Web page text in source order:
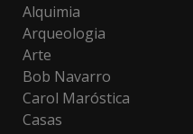
Alquimia
Arqueologia
Arte
Bob Navarro
Carol Maróstica
Casas